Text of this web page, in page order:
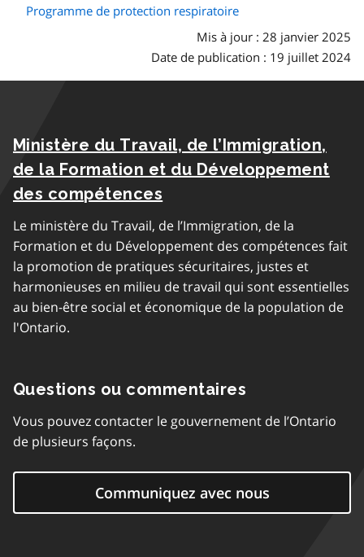
Programme de protection respiratoire
Mis à jour : 28 janvier 2025
Date de publication : 19 juillet 2024
Ministère du Travail, de l’Immigration,
de la Formation et du Développement
des compétences
Le ministère du Travail, de l’Immigration, de la
Formation et du Développement des compétences fait
la promotion de pratiques sécuritaires, justes et
harmonieuses en milieu de travail qui sont essentielles
au bien-être social et économique de la population de
l'Ontario.
Questions ou commentaires
Vous pouvez contacter le gouvernement de l’Ontario
de plusieurs façons.
Communiquez avec nous